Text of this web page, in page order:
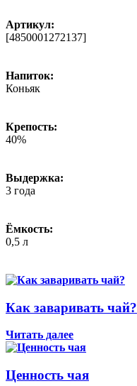
Артикул:
[4850001272137]
Напиток:
Коньяк
Крепость:
40%
Выдержка:
3 года
Ёмкость:
0,5 л
Как заваривать чай?
Читать далее
Ценность чая